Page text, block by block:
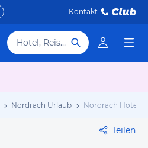
Kontakt
Hotel, Reiseziel
Nordrach Urlaub Nordrach Hotels
Teilen